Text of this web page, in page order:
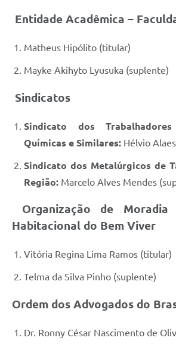
Entidade Acadêmica –
Matheus Hipólito (titular)
Mayke Akihyto Lyusuka (suplente)
Sindicatos
Sindicato dos
Químicas e Similares: Hélvio
Sindicato dos Metalúrgicos de
Região: Marcelo Alves Mendes
Organização de Moradia
Habitacional do Bem Viver
Vitória Regina Lima Ramos (titular)
Telma da Silva Pinho (suplente)
Ordem dos Advogados do
Dr. Ronny César Nascimento de